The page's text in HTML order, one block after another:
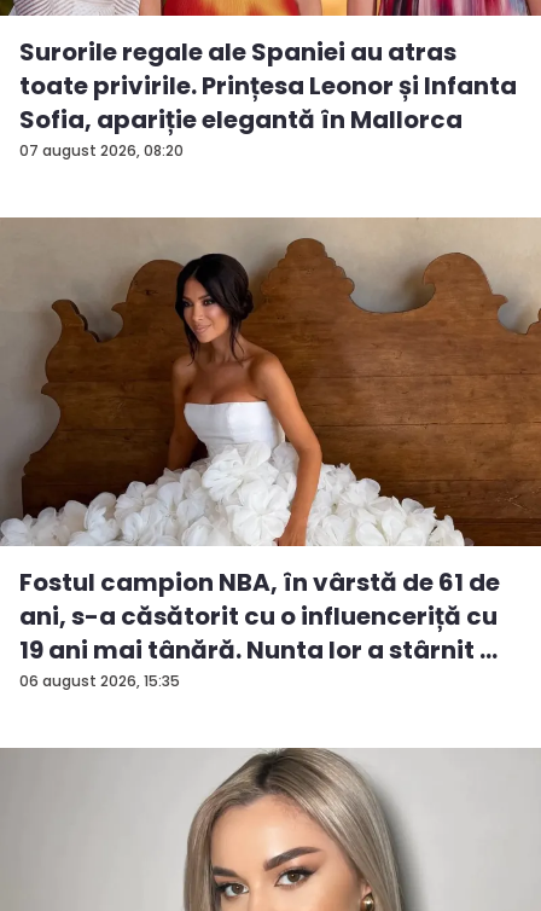
07 august 2026, 08:20
Surorile regale ale Spaniei au atras
toate privirile. Prințesa Leonor și Infanta
Sofia, apariție elegantă în Mallorca
06 august 2026, 15:35
Fostul campion NBA, în vârstă de 61 de
ani, s-a căsătorit cu o influenceriță cu
19 ani mai tânără. Nunta lor a stârnit ...